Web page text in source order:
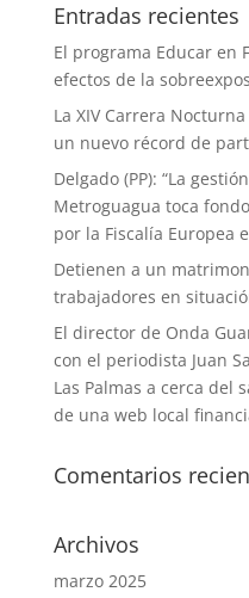
Entradas recientes
El programa Educar en
efectos de la
La XIV Carrera
un nuevo récord de
Delgado (PP): “La
Metroguagua toca
por la Fiscalía Europea
Detienen a un
trabajadores en
El director de Onda
con el periodista Juan
Las Palmas a cerca del
de una web local
Comentarios
Archivos
marzo 2025